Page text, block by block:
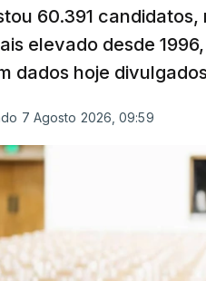
60.391
elevado desde
dados hoje
7 Agosto 2026, 09:59